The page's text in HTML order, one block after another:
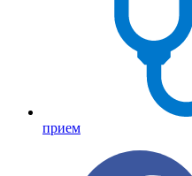
прием